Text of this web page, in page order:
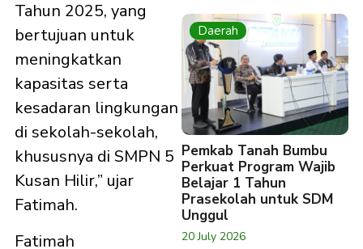
Tahun 2025, yang
bertujuan untuk
meningkatkan
kapasitas serta
kesadaran lingkungan
di sekolah-sekolah,
khususnya di SMPN 5
Kusan Hilir,” ujar
Fatimah.
Fatimah
Daerah
Pemkab Tanah Bumbu
Perkuat Program Wajib
Belajar 1 Tahun
Prasekolah untuk SDM
Unggul
20 July 2026